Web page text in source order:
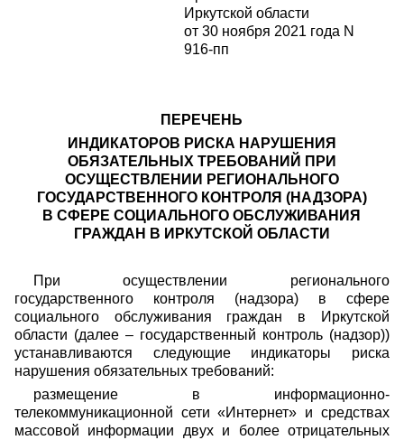
Иркутской области
от 30 ноября 2021 года N
916-пп
ПЕРЕЧЕНЬ
ИНДИКАТОРОВ РИСКА НАРУШЕНИЯ
ОБЯЗАТЕЛЬНЫХ ТРЕБОВАНИЙ ПРИ
ОСУЩЕСТВЛЕНИИ РЕГИОНАЛЬНОГО
ГОСУДАРСТВЕННОГО КОНТРОЛЯ (НАДЗОРА)
В СФЕРЕ СОЦИАЛЬНОГО ОБСЛУЖИВАНИЯ
ГРАЖДАН В ИРКУТСКОЙ ОБЛАСТИ
При осуществлении регионального
государственного контроля (надзора) в сфере
социального обслуживания граждан в Иркутской
области (далее – государственный контроль (надзор))
устанавливаются следующие индикаторы риска
нарушения обязательных требований:
размещение в информационно-
телекоммуникационной сети «Интернет» и средствах
массовой информации двух и более отрицательных